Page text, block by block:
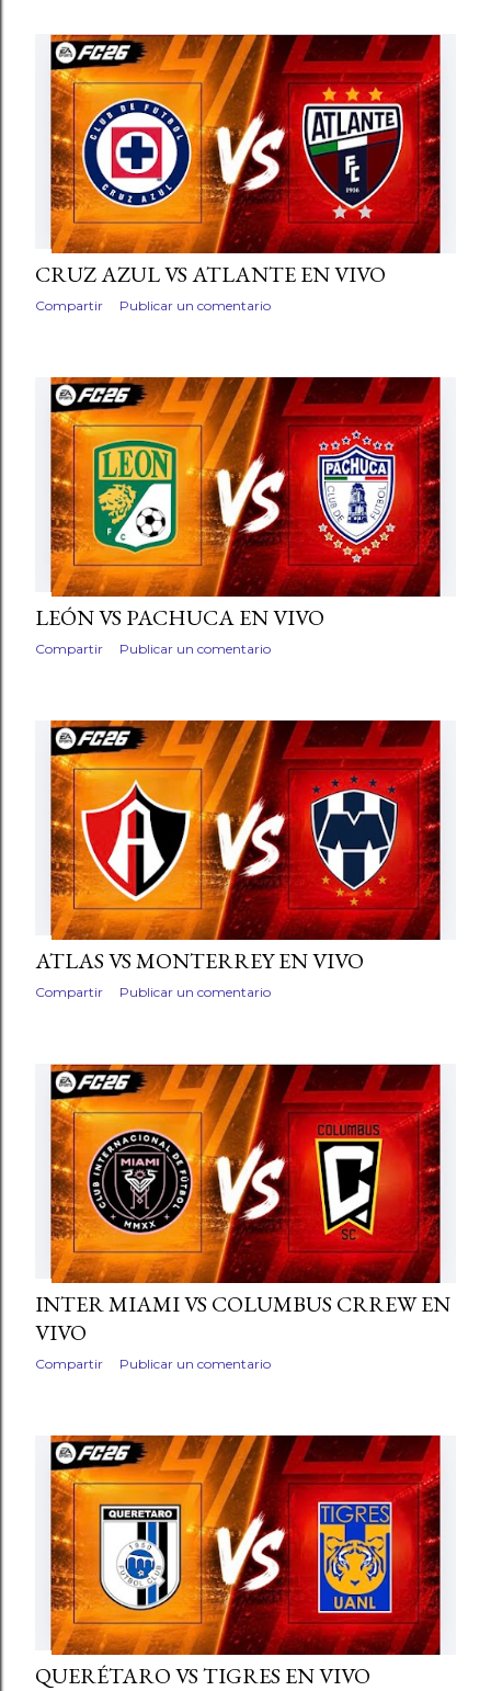
CRUZ AZUL VS ATLANTE EN VIVO
Compartir Publicar un comentario
LEÓN VS PACHUCA EN VIVO
Compartir Publicar un comentario
ATLAS VS MONTERREY EN VIVO
Compartir Publicar un comentario
INTER MIAMI VS COLUMBUS CRREW EN
VIVO
Compartir Publicar un comentario
QUERÉTARO VS TIGRES EN VIVO